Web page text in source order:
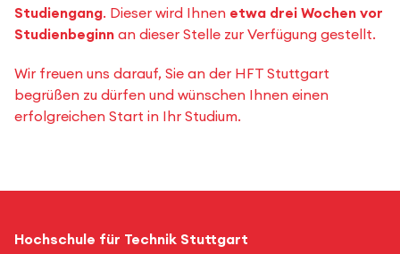
Studiengang. Dieser wird Ihnen etwa drei Wochen vor
Studienbeginn an dieser Stelle zur Verfügung gestellt.
Wir freuen uns darauf, Sie an der HFT Stuttgart
begrüßen zu dürfen und wünschen Ihnen einen
erfolgreichen Start in Ihr Studium.
Hochschule für Technik Stuttgart